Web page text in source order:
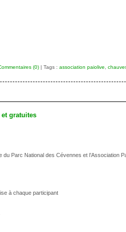
(0) | Tags : association paiolive
gratuites
Parc National des Cévennes et l’Association
à chaque participant